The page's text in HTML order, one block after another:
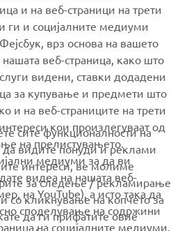
latest deals, special events, new
SUBSCRIBE
и на веб-страници на трети
ги и социјалните медиуми
врз основа на вашето
веб-страница, како што
видени, ставки додадени
за купување и предмети што
и на веб-страниците на трети
кои произлегуваат од
на прелистувањето.
медиуми за да ви
видеа на нашата веб-
на YouTube), а исто така да
споделување на содржини
на социјалните медиуми,
сите функционалности на
да видите понуди и реклами
интереси, ве молиме
за следење / рекламирање
со кликнување на копчето за
да ги прифатите овие